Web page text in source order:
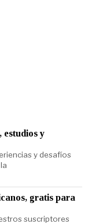
estudios y
y desafíos
gratis para
suscriptores